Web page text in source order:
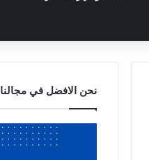
نحن الافضل في مجالنا